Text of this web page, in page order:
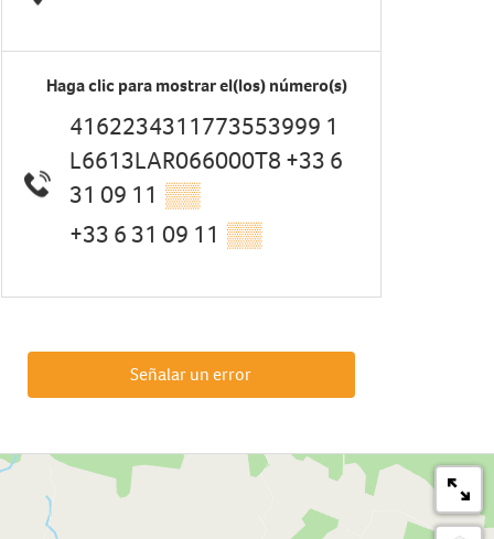
Haga clic para mostrar el(los) número(s)
4162234311773553999 1
L6613LAR066000T8 +33 6
31 09 11 ▒▒
+33 6 31 09 11 ▒▒
Señalar un error